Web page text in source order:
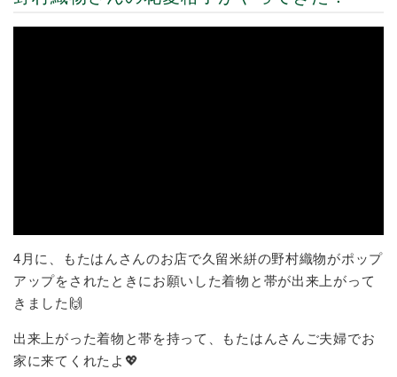
4月に、もたはんさんのお店で久留米絣の野村織物がポップ
アップをされたときにお願いした着物と帯が出来上がって
きました🙌
出来上がった着物と帯を持って、もたはんさんご夫婦でお
家に来てくれたよ💖